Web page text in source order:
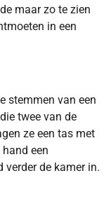
maar zo te zien
in een
stemmen van een
twee van de
ze een tas met
een
de kamer in.